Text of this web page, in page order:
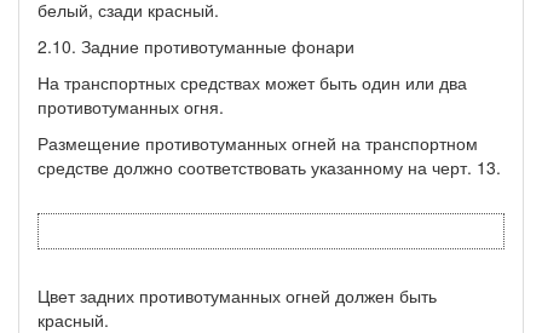
белый, сзади красный.
2.10. Задние противотуманные фонари
На транспортных средствах может быть один или два
противотуманных огня.
Размещение противотуманных огней на транспортном
средстве должно соответствовать указанному на черт. 13.
Цвет задних противотуманных огней должен быть
красный.